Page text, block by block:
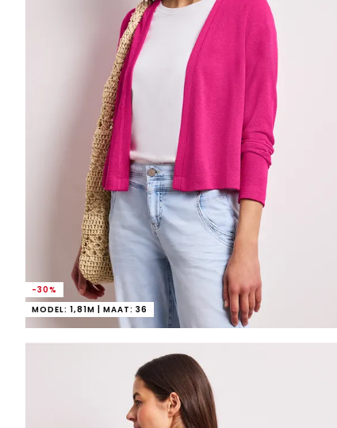
-30%
MODEL: 1,81M | MAAT: 36